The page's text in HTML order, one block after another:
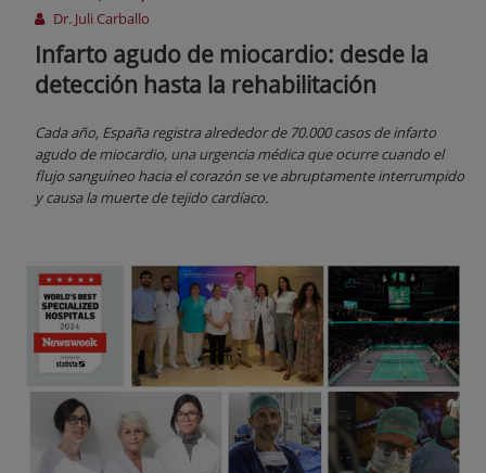
Dr. Juli Carballo
Infarto agudo de miocardio: desde la
detección hasta la rehabilitación
Cada año, España registra alrededor de 70.000 casos de infarto
agudo de miocardio, una urgencia médica que ocurre cuando el
flujo sanguíneo hacia el corazón se ve abruptamente interrumpido
y causa la muerte de tejido cardíaco.